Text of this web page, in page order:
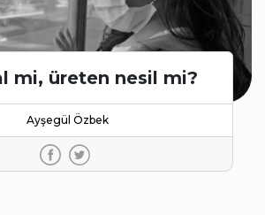
mi, üreten nesil mi?
Ayşegül Özbek